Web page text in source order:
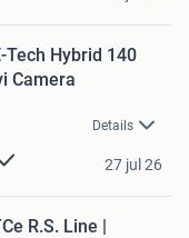
Tech Hybrid 140
Camera
Details
27 jul 26
R.S. Line |